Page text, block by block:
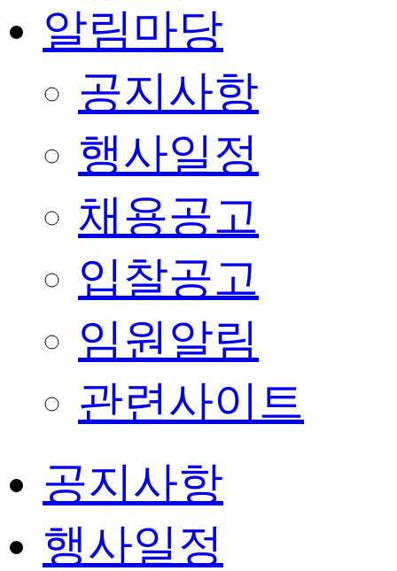
알림마당
공지사항
행사일정
채용공고
입찰공고
임원알림
관련사이트
공지사항
행사일정